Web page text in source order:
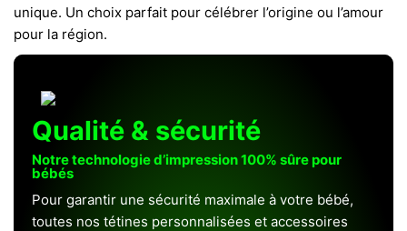
unique. Un choix parfait pour célébrer l’origine ou l’amour
pour la région.
Qualité & sécurité
Notre technologie d’impression 100% sûre pour
bébés
Pour garantir une sécurité maximale à votre bébé,
toutes nos tétines personnalisées et accessoires